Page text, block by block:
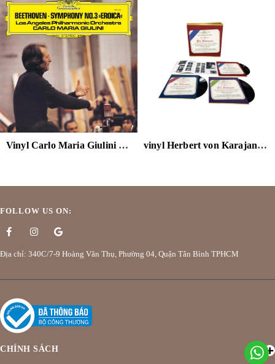
Vinyl Carlo Maria Giulini - Beethoven: Symphony No. 3 "Eroica" (The Original Source Series) 180g 2LP vinyl Herbert von Karajan Strauss: Die Fledermaus 180g 3LP Box Set
FOLLOW US ON:
Địa chỉ: 340C/7-9 Hoàng Văn Thụ, Phường 04, Quận Tân Bình TPHCM
CHÍNH SÁCH